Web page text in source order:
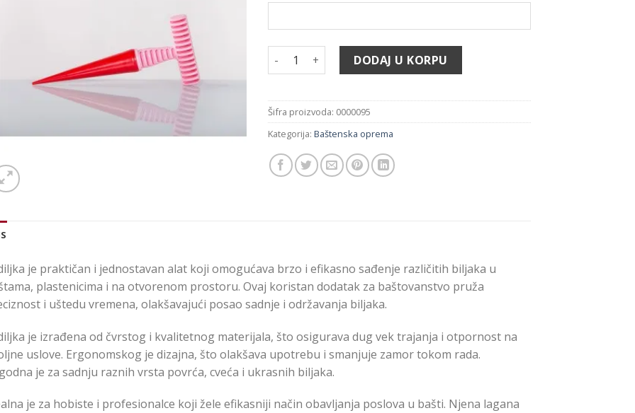
Sadiljka količina DODAJ U KORPU
Šifra proizvoda: 0000095
Kategorija:Baštenska oprema
je praktičan i jednostavan alat koji omogućava brzo i efikasno sađenje različitih biljaka u
plastenicima i na otvorenom prostoru. Ovaj koristan dodatak za baštovanstvo pruža
i uštedu vremena, olakšavajući posao sadnje i održavanja biljaka.
je izrađena od čvrstog i kvalitetnog materijala, što osigurava dug vek trajanja i otpornost na
uslove. Ergonomskog je dizajna, što olakšava upotrebu i smanjuje zamor tokom rada.
je za sadnju raznih vrsta povrća, cveća i ukrasnih biljaka.
je za hobiste i profesionalce koji žele efikasniji način obavljanja poslova u bašti. Njena lagana